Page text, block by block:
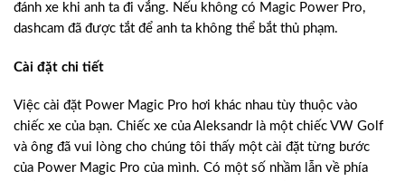
đánh xe khi anh ta đi vắng. Nếu không có Magic Power Pro,
dashcam đã được tắt để anh ta không thể bắt thủ phạm.
Cài đặt chi tiết
Việc cài đặt Power Magic Pro hơi khác nhau tùy thuộc vào
chiếc xe của bạn. Chiếc xe của Aleksandr là một chiếc VW Golf
và ông đã vui lòng cho chúng tôi thấy một cài đặt từng bước
của Power Magic Pro của mình. Có một số nhầm lẫn về phía